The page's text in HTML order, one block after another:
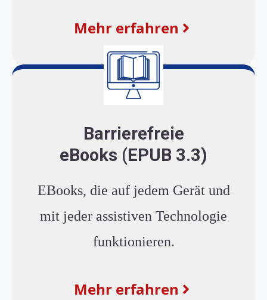
Mehr erfahren
Barrierefreie
eBooks (EPUB 3.3)
EBooks, die auf jedem Gerät und
mit jeder assistiven Technologie
funktionieren.
Mehr erfahren